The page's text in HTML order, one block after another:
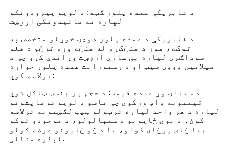
د فابریکې عمده پلور ګټه: د لویو پیرودونکو
لپاره نه ماتیدونکی ارزښت
د فابریکې د عمده پلور ډوډۍ خوړلو متخصص په
توګه، موږ د منځګړو له منځه وړو ترڅو د هغو
سوداګرۍ لپاره بې ساري ارزښت وړاندې کړو چې د
میلامین ډوډۍ سیټ او د رستورانت عمده پلور خواړه
ترلاسه کوي:
د سیالۍ وړ عمده قیمت: د حجم پر بنسټ ټاکل شوي
قیمتونه ډاډ ورکوي چې تاسو د لویو فرمایشونو
لپاره د هر واحد لپاره ترټولو ټیټ لګښتونه ترلاسه
کوئ، د نوي ځایونو د سمبالولو، د موجودو توکو
بیا ځای پرځای کولو، یا د څو ځایونو عرضه کولو
لپاره مثالی.